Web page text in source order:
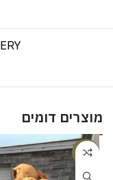
מוצרים דומים
-20%